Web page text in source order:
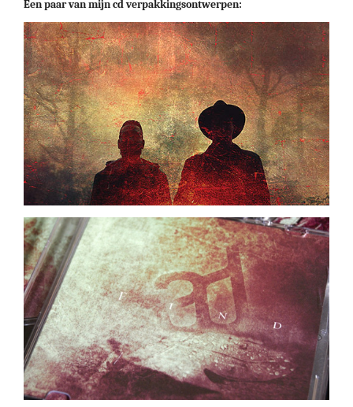
Een paar van mijn cd verpakkingsontwerpen: